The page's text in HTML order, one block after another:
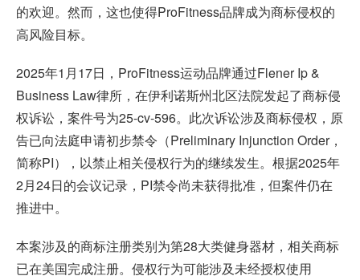
的欢迎。然而，这也使得ProFitness品牌成为商标侵权的
高风险目标。
2025年1月17日，ProFitness运动品牌通过Flener Ip &
Business Law律所，在伊利诺斯州北区法院发起了商标侵
权诉讼，案件号为25-cv-596。此次诉讼涉及商标侵权，原
告已向法庭申请初步禁令（Preliminary Injunction Order，
简称PI），以禁止相关侵权行为的继续发生。根据2025年
2月24日的会议记录，PI禁令尚未获得批准，但案件仍在
推进中。
本案涉及的商标注册类别为第28大类健身器材，相关商标
已在美国完成注册。侵权行为可能涉及未经授权使用